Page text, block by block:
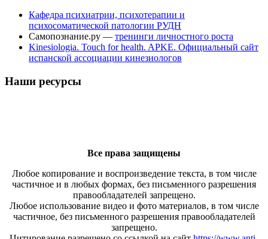
Кафедра психиатрии, психотерапии и
психосоматической патологии РУДН
Самопознание.ру — тренинги личностного роста
Kinesiologia. Touch for health. APKE. Официальный сайт
испанской ассоциации кинезиологов
Наши ресурсы
Все права защищены
Любое копирование и воспроизведение текста, в том числе
частичное и в любых формах, без письменного разрешения
правообладателей запрещено.
Любое использование видео и фото материалов, в том числе
частичное, без письменного разрешения правообладателей
запрещено.